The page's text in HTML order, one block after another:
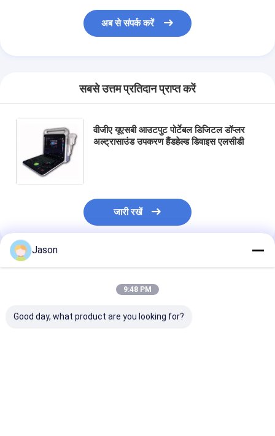
अब से संपर्क करें
सबसे उत्तम प्रतिदान प्राप्त करें
वीजीए यूएसबी आउटपुट पोर्टेबल डिजिटल डॉप्लर
अल्ट्रासाउंड उपकरण हैंडहेल्ड डिवाइस एलसीडी
जारी रखें
अनुशंसित उत्पाद
Jason
9:48 PM
Good day, what product are you looking for?